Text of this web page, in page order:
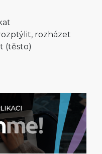
rozházet
(těsto)